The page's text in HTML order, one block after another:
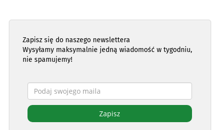
Zapisz się do naszego newslettera
Wysyłamy maksymalnie jedną wiadomość w tygodniu,
nie spamujemy!